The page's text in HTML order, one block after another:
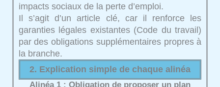
impacts sociaux de la perte d’emploi.
Il s’agit d’un article clé, car il renforce les
garanties légales existantes (Code du travail)
par des obligations supplémentaires propres à
la branche.
2. Explication simple de chaque alinéa
Alinéa 1 : Obligation de proposer un plan